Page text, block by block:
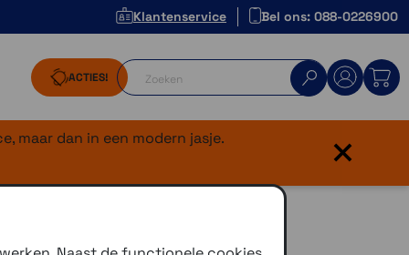
Klantenservice Bel ons: 088-0226900
ACTIES!
maar dan in een modern jasje.
×